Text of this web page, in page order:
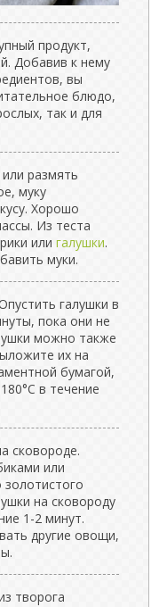
продукт,
Добавив к нему
вы
блюдо,
так и для
размять
муку
Хорошо
Из теста
или галушки.
муки.
галушки в
пока они не
можно также
их на
бумагой,
в течение
сковороде.
или
на сковороду
1-2 минут.
другие овощи,
творога